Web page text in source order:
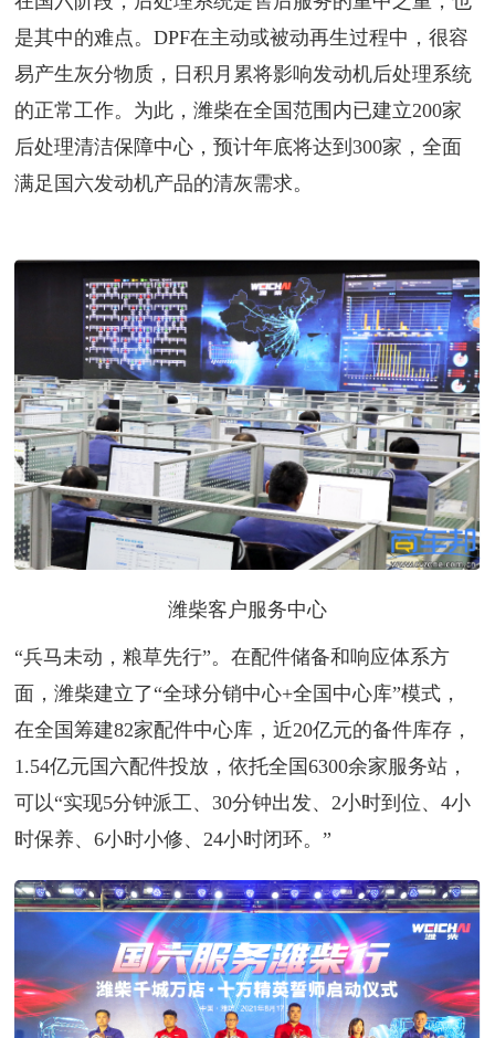
是其中的难点。DPF在主动或被动再生过程中，很容
易产生灰分物质，日积月累将影响发动机后处理系统
的正常工作。为此，潍柴在全国范围内已建立200家
后处理清洁保障中心，预计年底将达到300家，全面
满足国六发动机产品的清灰需求。
潍柴客户服务中心
“兵马未动，粮草先行”。在配件储备和响应体系方
面，潍柴建立了“全球分销中心+全国中心库”模式，
在全国筹建82家配件中心库，近20亿元的备件库存，
1.54亿元国六配件投放，依托全国6300余家服务站，
可以“实现5分钟派工、30分钟出发、2小时到位、4小
时保养、6小时小修、24小时闭环。”